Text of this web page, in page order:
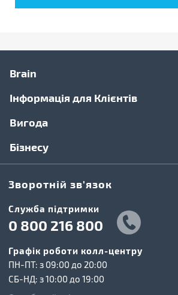
Brain
Інформація для Клієнтів
Вигода
Бізнесу
Зворотній зв'язок
Cлужба підтримки
0 800 216 800
Графік роботи колл-центру
ПН-ПТ: з 09:00 до 20:00
СБ-НД: з 10:00 до 19:00